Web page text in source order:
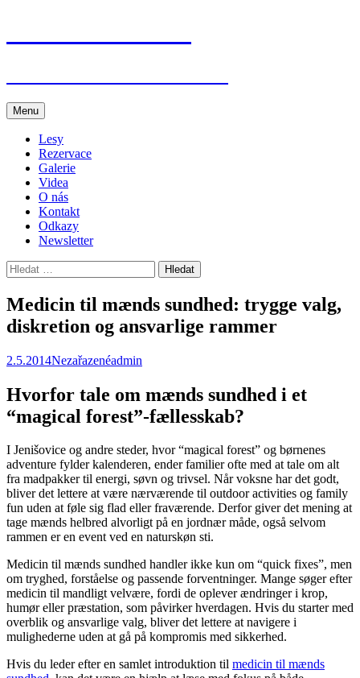
Menu
Lesy
Rezervace
Galerie
Videa
O nás
Kontakt
Odkazy
Newsletter
Vyhledávání
Medicin til mænds sundhed: trygge valg,
diskretion og ansvarlige rammer
2.5.2014Nezařazenéadmin
Hvorfor tale om mænds sundhed i et
“magical forest”-fællesskab?
I Jenišovice og andre steder, hvor “magical forest” og børnenes
adventure fylder kalenderen, ender familier ofte med at tale om alt
fra madpakker til energi, søvn og trivsel. Når voksne har det godt,
bliver det lettere at være nærværende til outdoor activities og family
fun uden at føle sig flad eller fraværende. Derfor giver det mening at
tage mænds helbred alvorligt på en jordnær måde, også selvom
rammen er en event ved en naturskøn sti.
Medicin til mænds sundhed handler ikke kun om “quick fixes”, men
om tryghed, forståelse og passende forventninger. Mange søger efter
medicin til mandligt velvære, fordi de oplever ændringer i krop,
humør eller præstation, som påvirker hverdagen. Hvis du starter med
overblik og ansvarlige valg, bliver det lettere at navigere i
mulighederne uden at gå på kompromis med sikkerhed.
Hvis du leder efter en samlet introduktion til medicin til mænds